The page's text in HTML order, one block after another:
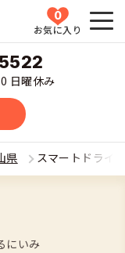
0
お気に入り
日曜休み
県 スマートドライ
にいみ